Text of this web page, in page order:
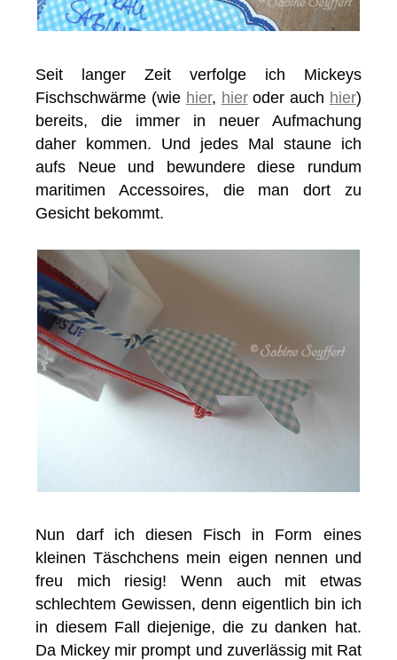
Seit langer Zeit verfolge ich Mickeys
Fischschwärme (wie hier, hieroder auch hier)
bereits, die immer in neuer Aufmachung
daher kommen. Und jedes Mal staune ich
aufs Neue und bewundere diese rundum
maritimen Accessoires, die man dort zu
Gesicht bekommt.
Nun darf ich diesen Fisch in Form eines
kleinen Täschchens mein eigen nennen und
freu mich riesig! Wenn auch mit etwas
schlechtem Gewissen, denn eigentlich bin ich
in diesem Fall diejenige, die zu danken hat.
Da Mickey mir prompt und zuverlässig mit Rat